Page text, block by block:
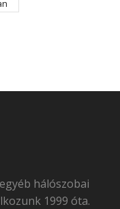
hálószobai
1999 óta.